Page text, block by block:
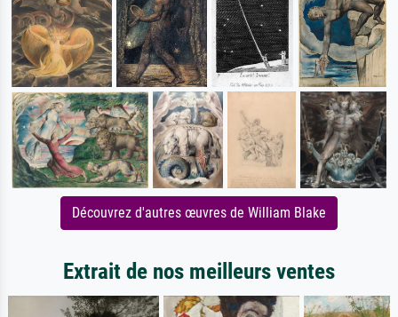
Découvrez d'autres œuvres de William Blake
Extrait de nos meilleurs ventes